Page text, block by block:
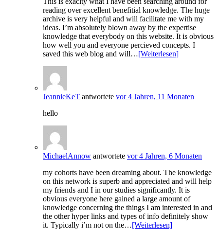
reading over excellent benefitial knowledge. The huge
archive is very helpful and will facilitate me with my
ideas. I’m absolutely blown away by the expertise
knowledge that everybody on this website. It is obvious
how well you and everyone percieved concepts. I
saved this web blog and will…[Weiterlesen]
JeannieKeT antwortete vor 4 Jahren, 11 Monaten
hello
MichaelAnnow antwortete vor 4 Jahren, 6 Monaten
my cohorts have been dreaming about. The knowledge
on this network is superb and appreciated and will help
my friends and I in our studies significantly. It is
obvious everyone here gained a large amount of
knowledge concerning the things I am interested in and
the other hyper links and types of info definitely show
it. Typically i’m not on the…[Weiterlesen]